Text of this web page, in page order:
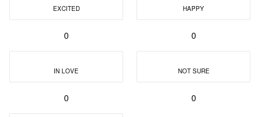
EXCITED
0
HAPPY
0
IN LOVE
0
NOT SURE
0